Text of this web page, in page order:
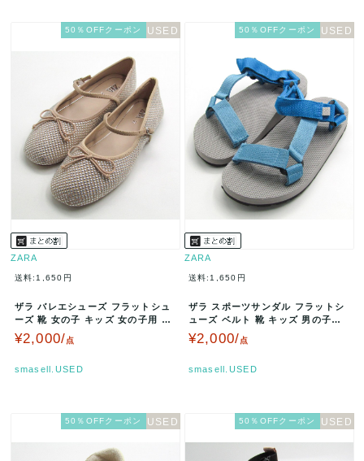
50％OFFクーポン
ZARA
送料:1,650円
ザラ バレエシューズ フラットシュ
ーズ 靴 女の子 キッズ 女の子用 29
サイズ シルバー/ベージュ…
¥2,000/点
smasell.USED
50％OFFクーポン
ZARA
送料:1,650円
ザラ スポーツサンダル フラットシ
ューズ ベルト 靴 キッズ 男の子用
32/33サイズ ブルー/グ…
¥2,000/点
smasell.USED
50％OFFクーポン 50％OFFクーポン